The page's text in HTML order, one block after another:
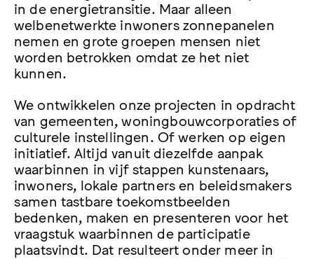
in de energietransitie. Maar alleen
welbenetwerkte inwoners zonnepanelen
nemen en grote groepen mensen niet
worden betrokken omdat ze het niet
kunnen.
We ontwikkelen onze projecten in opdracht
van gemeenten, woningbouwcorporaties of
culturele instellingen. Of werken op eigen
initiatief. Altijd vanuit diezelfde aanpak
waarbinnen in vijf stappen kunstenaars,
inwoners, lokale partners en beleidsmakers
samen tastbare toekomstbeelden
bedenken, maken en presenteren voor het
vraagstuk waarbinnen de participatie
plaatsvindt. Dat resulteert onder meer in